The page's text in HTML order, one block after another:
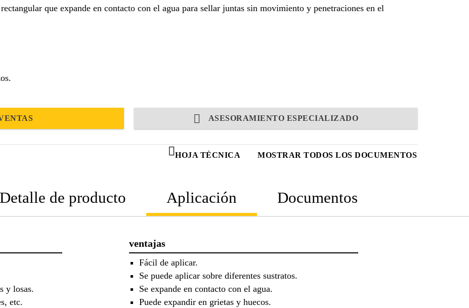
que expande en contacto con el agua para sellar juntas sin movimiento y penetraciones en el
ASESORAMIENTO ESPECIALIZADO
HOJA TÉCNICA MOSTRAR TODOS LOS DOCUMENTOS
Detalle de producto Aplicación Documentos
y losas.
etc.
ventajas
Fácil de aplicar.
Se puede aplicar sobre diferentes sustratos.
Se expande en contacto con el agua.
Puede expandir en grietas y huecos.